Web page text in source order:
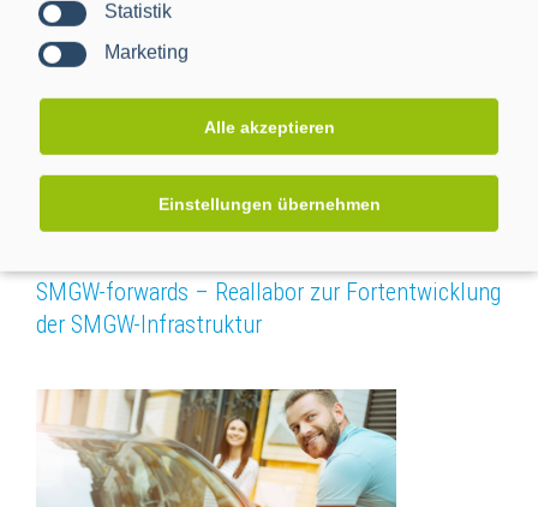
Statistik
Marketing
Alle akzeptieren
Einstellungen übernehmen
SMGW-forwards – Reallabor zur Fortentwicklung
der SMGW-Infrastruktur